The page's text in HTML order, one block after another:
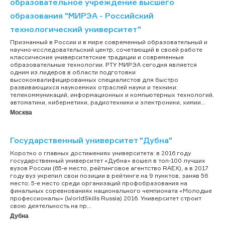
образования "МИРЭА - Российский
технологический университет"
Признанный в России и в мире современный образовательный и
научно-исследовательский центр, сочетающий в своей работе
классические университетские традиции и современные
образовательные технологии. РТУ МИРЭА сегодня является
одним из лидеров в области подготовки
высококвалифицированных специалистов для быстро
развивающихся наукоемких отраслей науки и техники:
телекоммуникаций, информационных и компьютерных технологий,
автоматики, кибернетики, радиотехники и электроники, химии...
Москва
Государственный университет "Дубна"
Коротко о главных достижениях университета: в 2016 году
государственный университет «Дубна» вошел в топ-100 лучших
вузов России (65-е место, рейтинговое агентство RAEX), а в 2017
году вуз укрепил свои позиции в рейтинге на 9 пунктов, заняв 56
место; 5-е место среди организаций профобразования на
финальных соревнованиях национального чемпионата «Молодые
профессионалы» (WorldSkills Russia) 2016. Университет строит
свою деятельность на пр...
Дубна